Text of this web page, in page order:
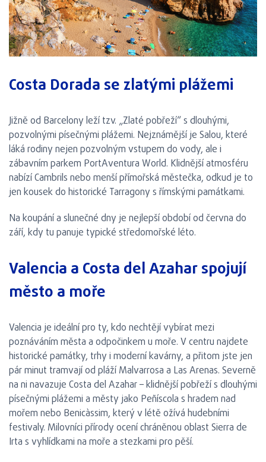
Costa Dorada se zlatými plážemi
Jižně od Barcelony leží tzv. „Zlaté pobřeží“ s dlouhými,
pozvolnými písečnými plážemi. Nejznámější je Salou, které
láká rodiny nejen pozvolným vstupem do vody, ale i
zábavním parkem PortAventura World. Klidnější atmosféru
nabízí Cambrils nebo menší přímořská městečka, odkud je to
jen kousek do historické Tarragony s římskými památkami.
Na koupání a slunečné dny je nejlepší období od června do
září, kdy tu panuje typické středomořské léto.
Valencia a Costa del Azahar spojují
město a moře
Valencia je ideální pro ty, kdo nechtějí vybírat mezi
poznáváním města a odpočinkem u moře. V centru najdete
historické památky, trhy i moderní kavárny, a přitom jste jen
pár minut tramvají od pláží Malvarrosa a Las Arenas. Severně
na ni navazuje Costa del Azahar – klidnější pobřeží s dlouhými
písečnými plážemi a městy jako Peñíscola s hradem nad
mořem nebo Benicàssim, který v létě ožívá hudebními
festivaly. Milovníci přírody ocení chráněnou oblast Sierra de
Irta s vyhlídkami na moře a stezkami pro pěší.